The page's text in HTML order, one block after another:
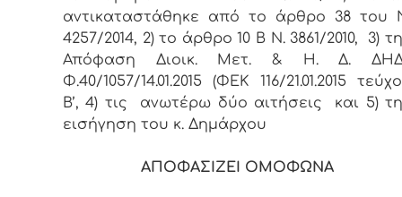
αντικαταστάθηκε από το άρθρο 38 του
4257/2014, 2) το άρθρο 10 Β Ν. 3861/2010, 3)
Απόφαση Διοικ. Μετ. & Η. Δ.
Φ.40/1057/14.01.2015 (ΦΕΚ 116/21.01.2015
Β’,4) τις ανωτέρω δύο αιτήσεις και 5)
εισήγηση του κ. Δημάρχου
ΑΠΟΦΑΣΙΖΕΙ ΟΜΟΦΩΝΑ